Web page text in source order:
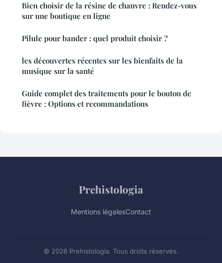
Bien choisir de la résine de chanvre : Rendez-vous
sur une boutique en ligne
Pilule pour bander : quel produit choisir ?
les découvertes récentes sur les bienfaits de la
musique sur la santé
Guide complet des traitements pour le bouton de
fièvre : Options et recommandations
Prehistologia
Mentions légalesContact
© 2026 Prehistologia. Tous droits réservés.